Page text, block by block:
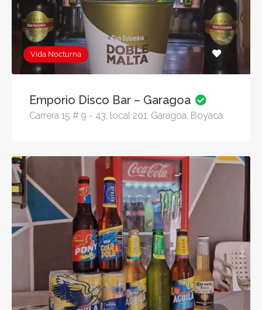
Vida Nocturna
Emporio Disco Bar – Garagoa
Carrera 15 # 9 - 43, local 201, Garagoa, Boyacá